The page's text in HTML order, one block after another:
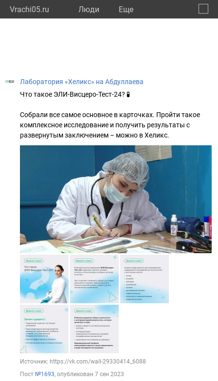
Vrachi05.ru Люди Eще
Лаборатория «Хеликс» на Абдуллаева
Что такое ЭЛИ-Висцеро-Тест-24? 🧪
Собрали все самое основное в карточках. Пройти такое
комплексное исследование и получить результаты с
развернутым заключением – можно в Хеликс.
Источник: https://vk.com/wall-29330414_6088
Пост №1693, опубликован 7 сен 2023